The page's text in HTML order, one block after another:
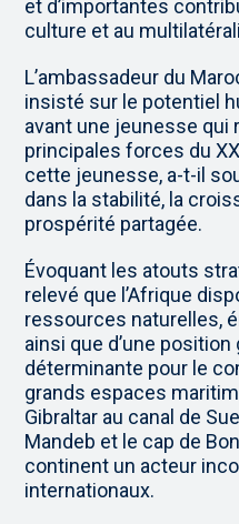
et d’importantes
culture et au
L’ambassadeur du
insisté sur le potentiel
avant une jeunesse qui
principales forces du
cette jeunesse, a-t-il
dans la stabilité, la
prospérité partagée.
Évoquant les atouts
relevé que l’Afrique
ressources naturelles,
ainsi que d’une
déterminante pour le
grands espaces
Gibraltar au canal de
Mandeb et le cap de
continent un acteur
internationaux.